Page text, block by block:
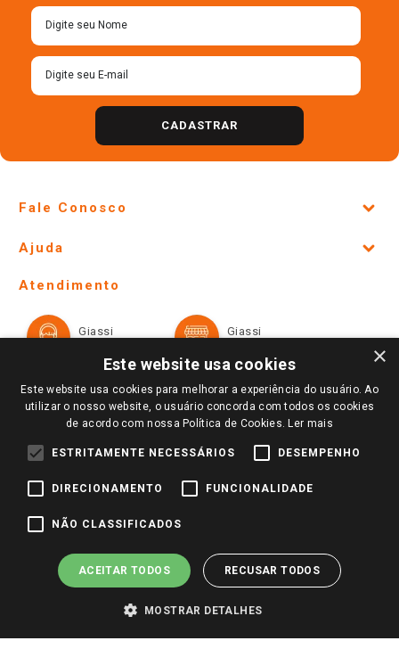
CADASTRAR
Fale Conosco
Lojas Físicas e Horários
Ofertas
Televendas
Notícias
Perguntas frequentes
Identidade Visual
Ajuda
Formas de Pagamento
Trocas e Devoluções
Atendimento
Giassi
Giassi
Redes Sociais
Pagamento e Segurança
×
Este website usa cookies
Este website usa cookies para melhorar a experiência do usuário. Ao
utilizar o nosso website, o usuário concorda com todos os cookies
de acordo com nossa Política de Cookies. Ler mais
ESTRITAMENTE NECESSÁRIOS DESEMPENHO
DIRECIONAMENTO FUNCIONALIDADE
NÃO CLASSIFICADOS
ACEITAR TODOS RECUSAR TODOS
MOSTRAR DETALHES